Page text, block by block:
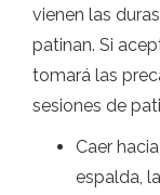
vienen las
patinan. Si
tomará las
sesiones de
Caer
espalda,